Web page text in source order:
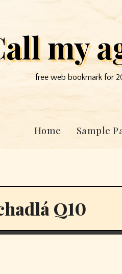
my
free web bookmark for
Home Sample
Q10